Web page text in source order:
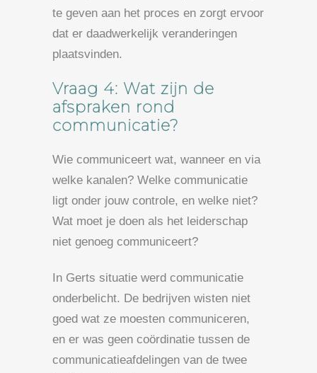
te geven aan het proces en zorgt ervoor
dat er daadwerkelijk veranderingen
plaatsvinden.
Vraag 4: Wat zijn de
afspraken rond
communicatie?
Wie communiceert wat, wanneer en via
welke kanalen? Welke communicatie
ligt onder jouw controle, en welke niet?
Wat moet je doen als het leiderschap
niet genoeg communiceert?
In Gerts situatie werd communicatie
onderbelicht. De bedrijven wisten niet
goed wat ze moesten communiceren,
en er was geen coördinatie tussen de
communicatieafdelingen van de twee